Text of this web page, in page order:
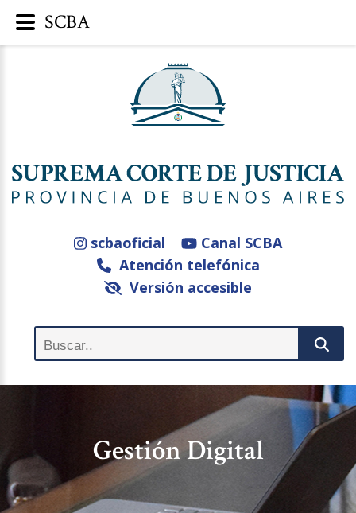
scbaoficial
Canal SCBA
Atención telefónica
Versión accesible
Gestión Digital
SCBA